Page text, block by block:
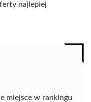
najlepiej
miejsce w rankingu